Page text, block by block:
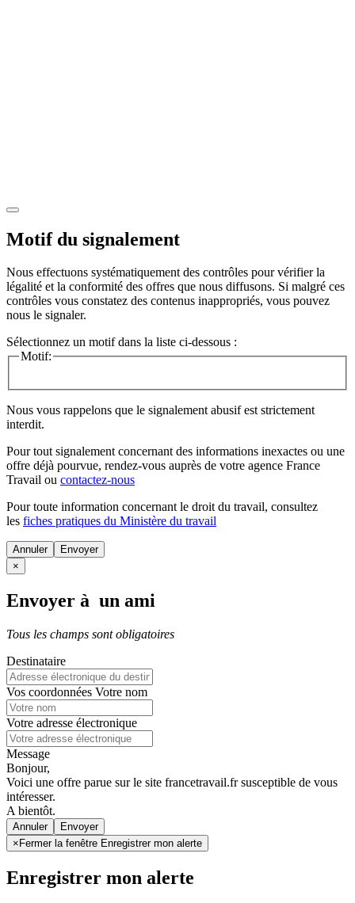
Motif du signalement
Nous effectuons systématiquement des contrôles pour vérifier la
légalité et la conformité des offres que nous diffusons. Si malgré ces
contrôles vous constatez des contenus inappropriés, vous pouvez
nous le signaler.
Sélectionnez un motif dans la liste ci-dessous :
Motif:
Nous vous rappelons que le signalement abusif est strictement
interdit.
Pour tout signalement concernant des informations inexactes ou une
offre déjà pourvue, rendez-vous auprès de votre agence France
Travail ou contactez-nous
Pour toute information concernant le droit du travail, consultez
les fiches pratiques du Ministère du travail
Annuler
×
Envoyer à un ami
Tous les champs sont obligatoires
Destinataire
Vos coordonnées Votre nom
Votre adresse électronique
Message
Bonjour,
Voici une offre parue sur le site francetravail.fr susceptible de vous
intéresser.
A bientôt.
Annuler
× Fermer la fenêtre Enregistrer mon alerte
Enregistrer mon alerte